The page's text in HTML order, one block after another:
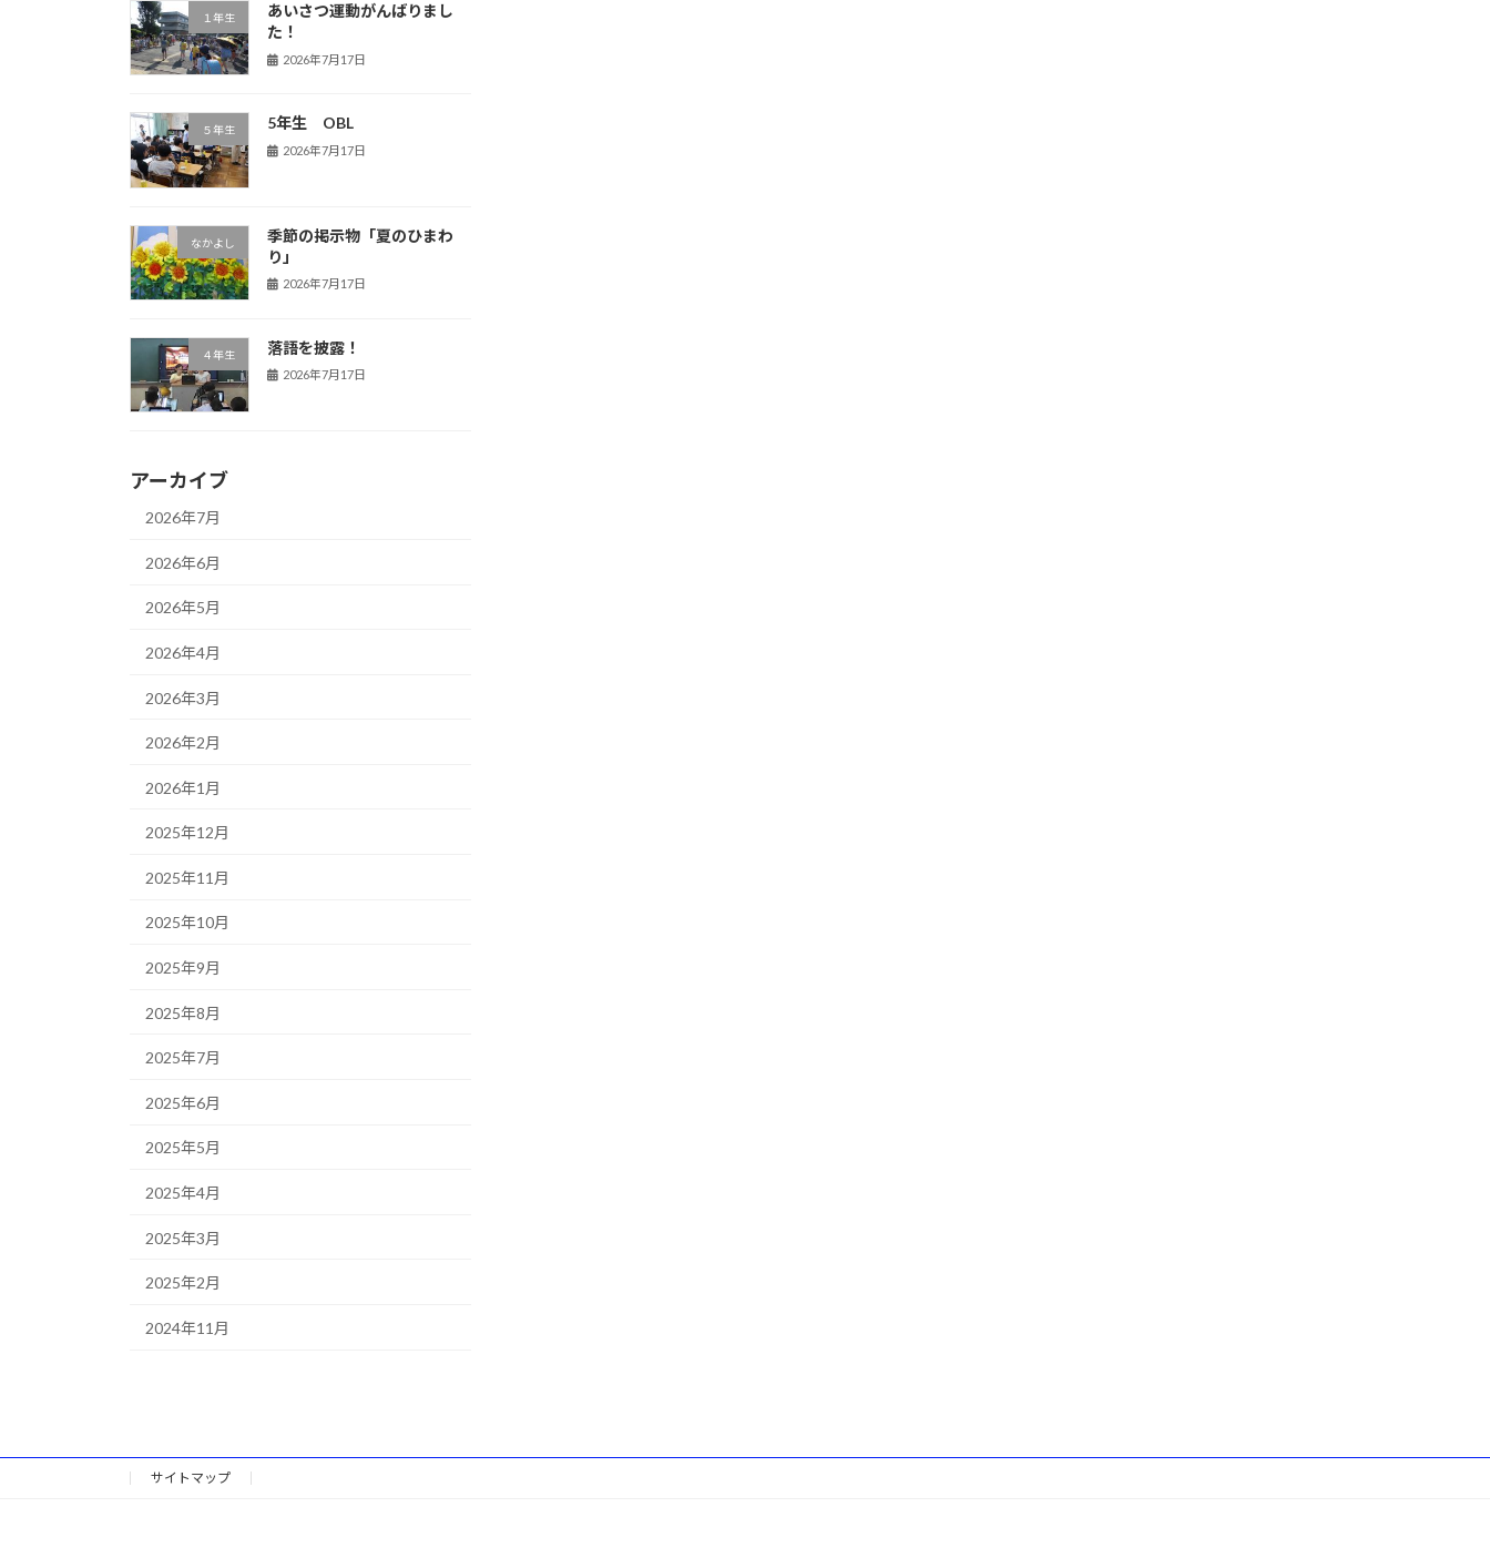
１年生
あいさつ運動がんばりまし
た！
2026年7月17日
５年生 5年生 OBL
2026年7月17日
なかよし
季節の掲示物「夏のひまわ
り」
2026年7月17日
４年生 落語を披露！
2026年7月17日
アーカイブ
2026年7月
2026年6月
2026年5月
2026年4月
2026年3月
2026年2月
2026年1月
2025年12月
2025年11月
2025年10月
2025年9月
2025年8月
2025年7月
2025年6月
2025年5月
2025年4月
2025年3月
2025年2月
2024年11月
サイトマップ